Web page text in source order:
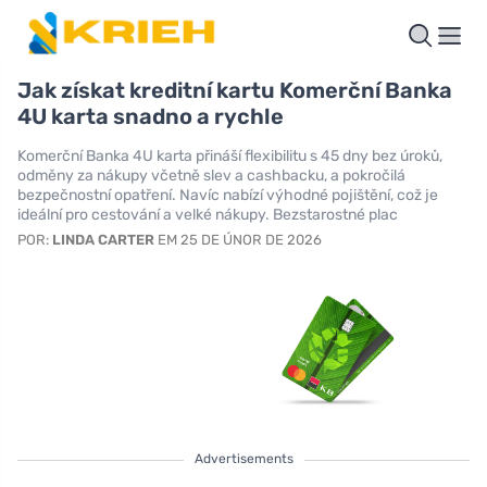
Jak získat kreditní kartu Komerční Banka
4U karta snadno a rychle
Komerční Banka 4U karta přináší flexibilitu s 45 dny bez úroků,
odměny za nákupy včetně slev a cashbacku, a pokročilá
bezpečnostní opatření. Navíc nabízí výhodné pojištění, což je
ideální pro cestování a velké nákupy. Bezstarostné plac
POR: LINDA CARTER EM 25 DE ÚNOR DE 2026
Advertisements